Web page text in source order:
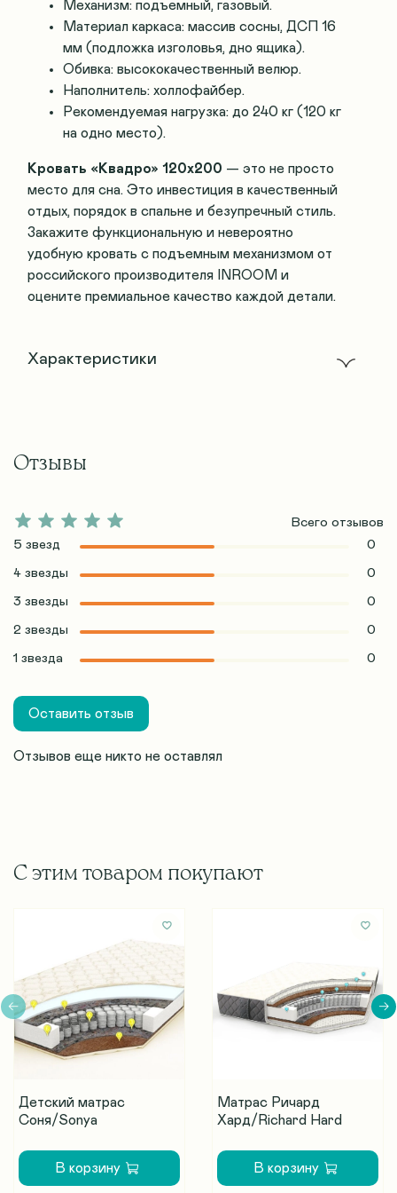
Механизм: подъемный, газовый.
Материал каркаса: массив сосны, ДСП 16
мм (подложка изголовья, дно ящика).
Обивка: высококачественный велюр.
Наполнитель: холлофайбер.
Рекомендуемая нагрузка: до 240 кг (120 кг
на одно место).
Кровать «Квадро» 120х200 — это не просто
место для сна. Это инвестиция в качественный
отдых, порядок в спальне и безупречный стиль.
Закажите функциональную и невероятно
удобную кровать с подъемным механизмом от
российского производителя INROOM и
оцените премиальное качество каждой детали.
Характеристики
Отзывы
Отзывов еще никто не оставлял
Всего отзывов
5 звезд
0
4 звезды 0
3 звезды 0
2 звезды 0
1 звезда 0
Оставить отзыв
С этим товаром покупают
Детский матрас
Соня/Sonya
В корзину
Матрас Ричард
Хард/Richard Hard
В корзину